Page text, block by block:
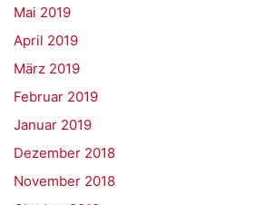
Mai 2019
April 2019
März 2019
Februar 2019
Januar 2019
Dezember 2018
November 2018